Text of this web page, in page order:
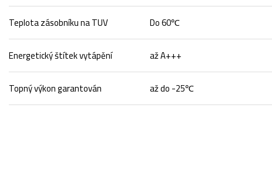
Teplota zásobníku na TUV
Do 60℃
Energetický štítek vytápění
až A+++
Topný výkon garantován
až do -25℃